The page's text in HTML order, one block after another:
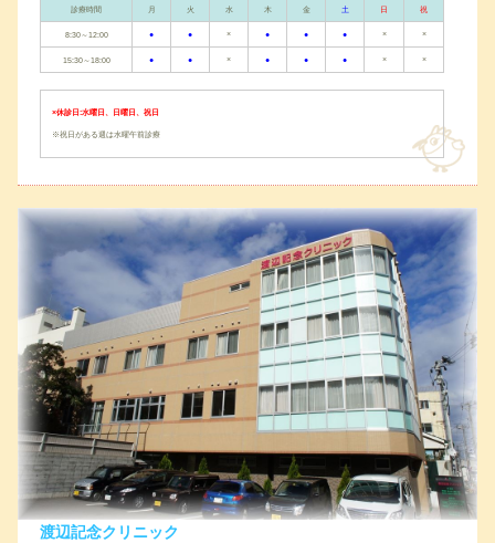
診療時間 月 火 水 木 金 土 日 祝
8:30～12:00 ● ● × ● ● ● × ×
15:30～18:00 ● ● × ● ● ● × ×
×休診日:水曜日、日曜日、祝日
※祝日がある週は水曜午前診療
渡辺記念クリニック